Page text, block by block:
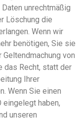
unrechtmäßig
Löschung die
Wenn wir
benötigen, Sie sie
von
das Recht, statt der
Ihrer
Wenn Sie einen
eingelegt haben,
unseren